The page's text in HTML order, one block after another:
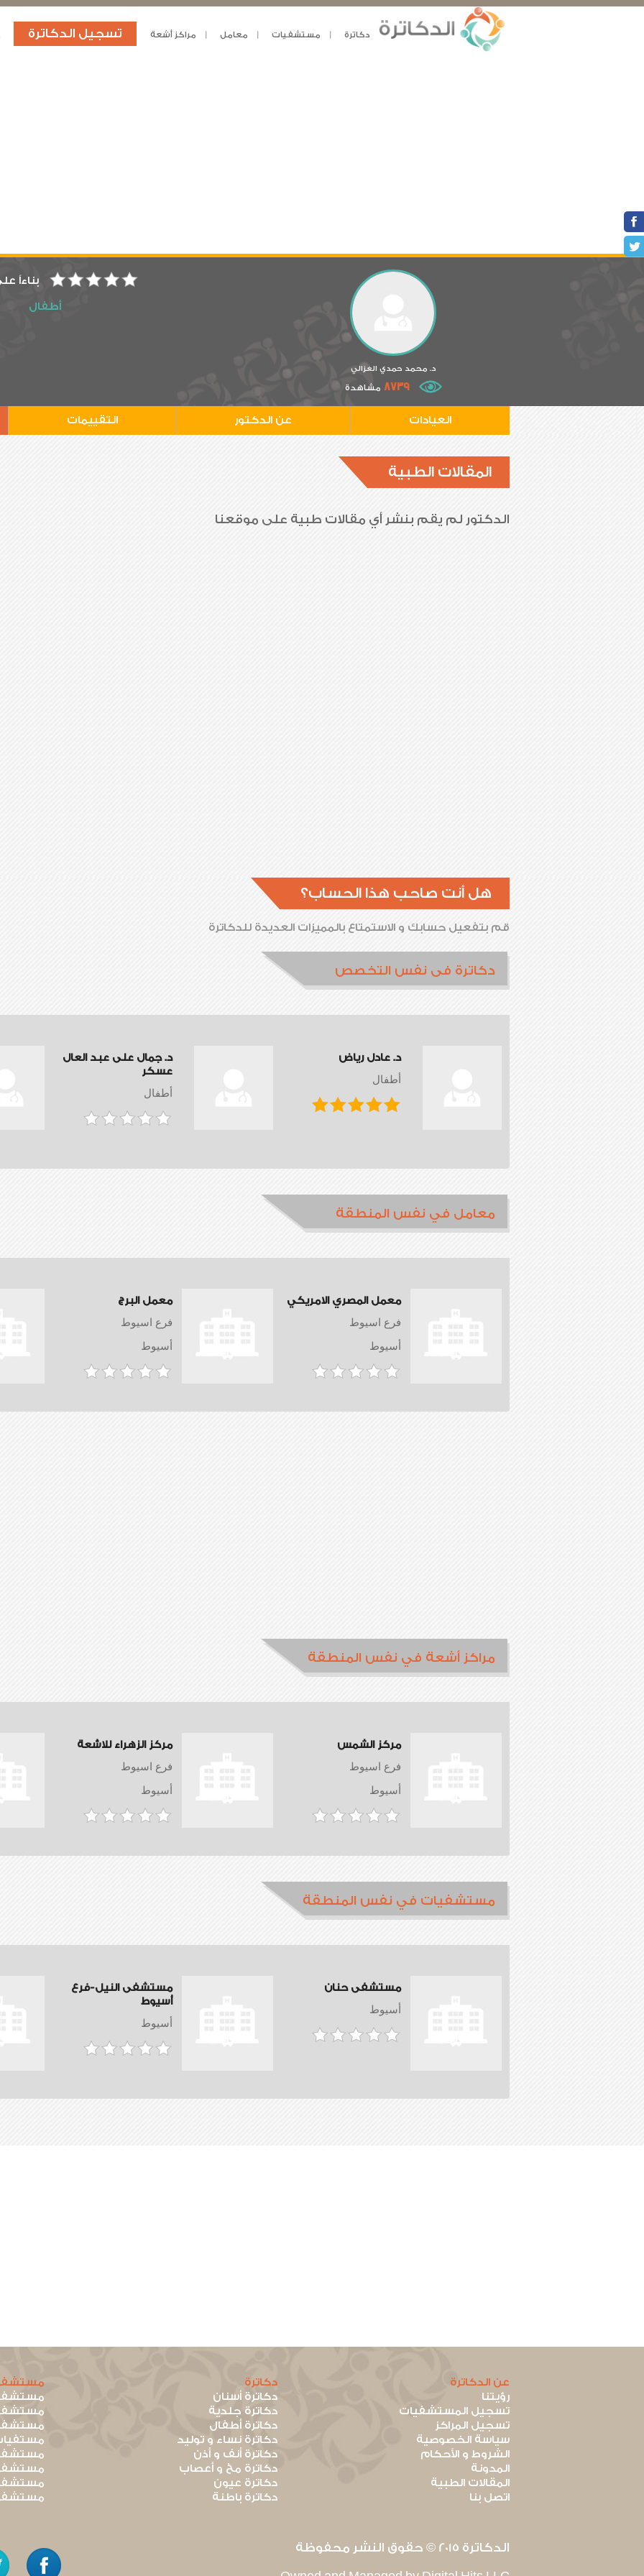
دكاترة مستشفيات معامل مراكز أشعة تسجيل الدكاترة
د. محمد حمدي الغزالي
8739 مشاهدة
بناءاً
أطفال
العيادات عن الدكتور التقييمات
المقالات الطبية
الدكتور لم يقم بنشر أي مقالات طبية على موقعنا
هل أنت صاحب هذا الحساب؟
قم بتفعيل حسابك و الاستمتاع بالمميزات العديدة للدكاترة
دكاترة فى نفس التخصص
د. جمال على عبد العال
عسكر
أطفال
د. عادل رياض
أطفال
معامل في نفس المنطقة
معمل البرج
فرع اسيوط
أسيوط
معمل المصري الامريكي
فرع اسيوط
أسيوط
مراكز أشعة في نفس المنطقة
مركز الزهراء للاشعة
فرع اسيوط
أسيوط
مركز الشمس
فرع اسيوط
أسيوط
مستشفيات في نفس المنطقة
مستشفى النيل-فرع
أسيوط
أسيوط
مستشفى حنان
أسيوط
عن الدكاترة
رؤيتنا
تسجيل المستشفيات
تسجيل المراكز
سياسة الخصوصية
الشروط و الأحكام
المدونة
المقالات الطبية
اتصل بنا
دكاترة
دكاترة أسنان
دكاترة جلدية
دكاترة أطفال
دكاترة نساء و توليد
دكاترة أنف و أذن
دكاترة مخ و أعصاب
دكاترة عيون
دكاترة باطنة
الدكاترة 2015 © حقوق النشر محفوظة